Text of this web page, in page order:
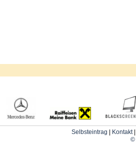
Selbsteintrag Kontakt
©